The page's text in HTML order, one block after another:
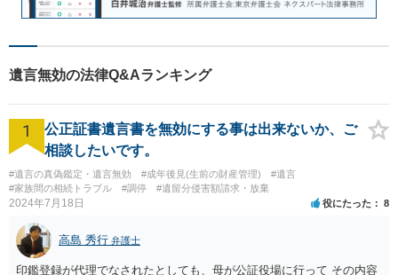
遺言無効の法律Q&Aランキング
1
公正証書遺言書を無効にする事は出来ないか、ご
相談したいです。
#遺言の真偽鑑定・遺言無効 #成年後見(生前の財産管理)
#遺言
#家族間の相続トラブル
#調停 #遺留分侵害額請求・放棄
2024年7月18日 役にたった 8
高島 秀行 弁護士
印鑑登録が代理でなされたとしても、母が公証役場に行って その内容